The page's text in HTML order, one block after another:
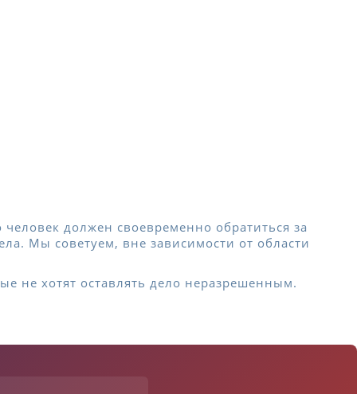
должен своевременно обратиться за
Мы советуем, вне зависимости от области
не хотят оставлять дело неразрешенным.